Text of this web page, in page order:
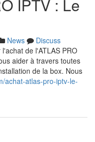
IPTV : Le
News
Discuss
de l'ATLAS PRO
aider à travers toutes
de la box. Nous
achat-atlas-pro-iptv-le-